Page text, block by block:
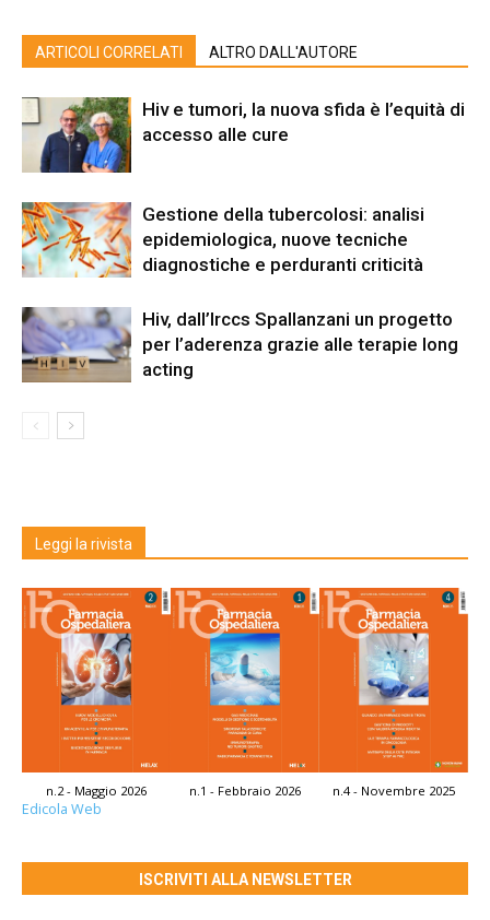
ARTICOLI CORRELATI ALTRO DALL'AUTORE
Hiv e tumori, la nuova sfida è l’equità di
accesso alle cure
Gestione della tubercolosi: analisi
epidemiologica, nuove tecniche
diagnostiche e perduranti criticità
Hiv, dall’Irccs Spallanzani un progetto
per l’aderenza grazie alle terapie long
acting
Leggi la rivista
n.2 - Maggio 2026 n.1 - Febbraio 2026 n.4 - Novembre 2025
Edicola Web
ISCRIVITI ALLA NEWSLETTER